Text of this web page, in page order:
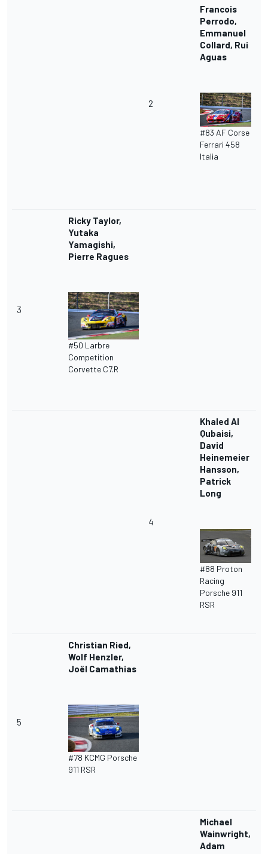
2
Francois
Perrodo,
Emmanuel
Collard, Rui
Aguas
#83 AF Corse
Ferrari 458
Italia
3
Ricky Taylor,
Yutaka
Yamagishi,
Pierre Ragues
#50 Larbre
Competition
Corvette C7.R
4
Khaled Al
Qubaisi,
David
Heinemeier
Hansson,
Patrick
Long
#88 Proton
Racing
Porsche 911
RSR
5
Christian Ried,
Wolf Henzler,
Joël Camathias
#78 KCMG Porsche
911 RSR
Michael
Wainwright,
Adam